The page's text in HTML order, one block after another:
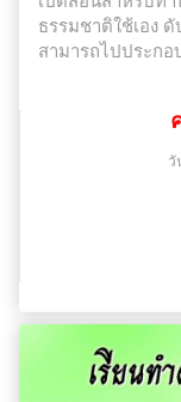
ธรรมชาติใช้เอง
สามารถไปประก
วั